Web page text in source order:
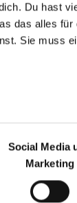
Du hast
das alles für
Sie muss
der
analysieren
Medien,
hast
Social Media
Marketing
18
/ Architektur